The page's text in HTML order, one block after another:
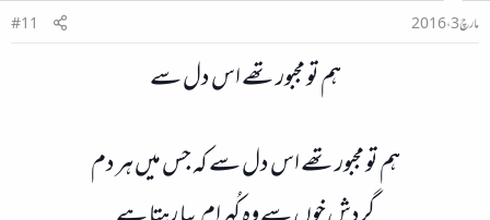
مارچ 3، 2016
#11
ہم تو مجبور تھے اس دل سے
ہم تو مجبور تھے اس دل سے کہ جس میں ہر دم